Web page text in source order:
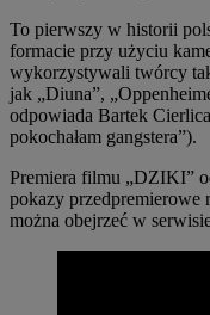
To pierwszy w historii
formacie przy użyciu
wykorzystywali twórcy
jak „Diuna”,
odpowiada Bartek
pokochałam gangstera”).
Premiera filmu „DZIKI”
pokazy przedpremierowe
można obejrzeć w